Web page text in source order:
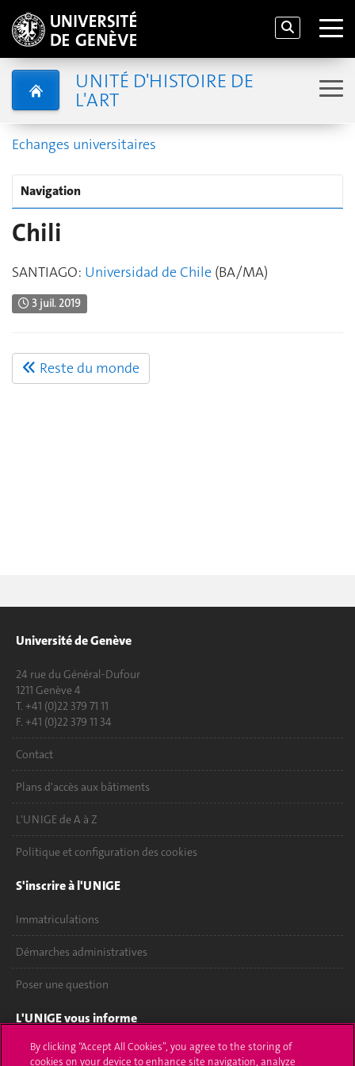
UNITÉ D'HISTOIRE DE
L'ART
Echanges universitaires
Navigation
Chili
SANTIAGO: Universidad de Chile (BA/MA)
3 juil. 2019
Reste du monde
Université de Genève
24 rue du Général-Dufour
1211 Genève 4
T. +41 (0)22 379 71 11
F. +41 (0)22 379 11 34
Contact
Plans d'accès aux bâtiments
L'UNIGE de A à Z
Politique et configuration des cookies
S'inscrire à l'UNIGE
Immatriculations
Démarches administratives
Poser une question
L'UNIGE vous informe
UNIGE Mobile
By clicking “Accept All Cookies”, you agree to the storing of
cookies on your device to enhance site navigation, analyze